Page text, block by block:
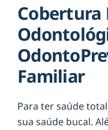
Cobertura
Familiar
Para ter saúde
sua saúde bucal.